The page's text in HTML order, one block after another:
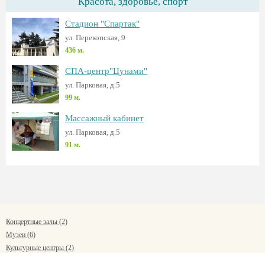
Стадион "Спартак"
ул. Перекопская, 9
436 м.
СПА-центр"Цунами"
ул. Парковая, д.5
99 м.
Массажный кабинет
ул. Парковая, д.5
91 м.
Концертные залы (2)
Музеи (6)
Культурные центры (2)